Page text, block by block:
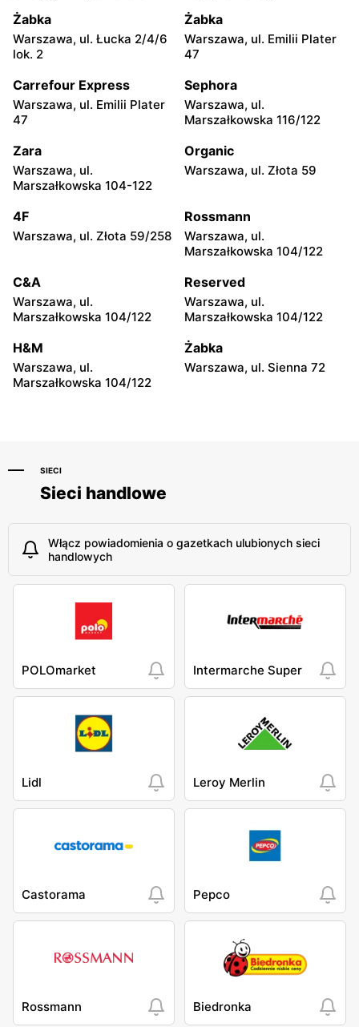
moje sklepy
Jadachy, ul. Jadachy 111
moje sklepy
Jeżowe, ul. Zalesie 77
Kazimierza Wielka, ul.
Kolejowa 15
Kamień, ul. Błonie 23
Górki, ul. Górki 71
Gumniska, ul. Gumniska
157C
Iwierzyce, ul. Iwierzyce
152A
Tczew, ul. Franciszka Żwirki
61
Hyżne, ul. Hyżne 100 Jarosław, ul. Pełkińska 147
moje sklepy moje sklepy
Żabka
Warszawa, ul. Łucka 2/4/6
lok. 2
Żabka
Warszawa, ul. Emilii Plater
47
Carrefour Express
Warszawa, ul. Emilii Plater
47
Sephora
Warszawa, ul.
Marszałkowska 116/122
Zara
Warszawa, ul.
Marszałkowska 104-122
Organic
Warszawa, ul. Złota 59
4F
Warszawa, ul. Złota 59/258
Rossmann
Warszawa, ul.
Marszałkowska 104/122
C&A
Warszawa, ul.
Marszałkowska 104/122
Reserved
Warszawa, ul.
Marszałkowska 104/122
H&M
Warszawa, ul.
Marszałkowska 104/122
Żabka
Warszawa, ul. Sienna 72
SIECI
Sieci handlowe
Włącz powiadomienia o gazetkach ulubionych sieci
handlowych
POLOmarket Intermarche Super
Lidl Leroy Merlin
Castorama Pepco
Rossmann Biedronka